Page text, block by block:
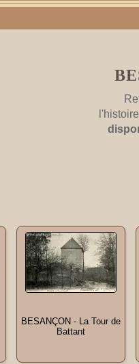
BESANÇON - La Tour de
Battant